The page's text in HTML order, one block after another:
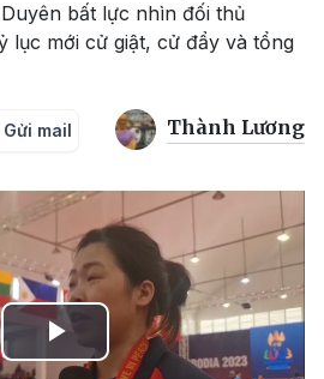
bất lực nhìn đối thủ
lục mới cử giật, cử đẩy và tổng
Gửi mail Thành Lương
Play